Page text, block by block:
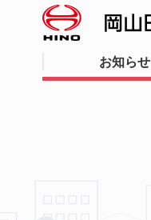
お知らせ